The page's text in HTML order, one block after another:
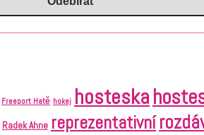
Freeport Hatě hokej hosteska
Radek Ahne reprezentativní